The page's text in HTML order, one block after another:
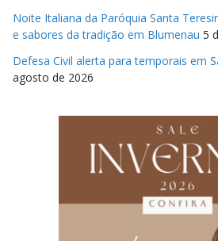
Noite Italiana da Paróquia Santa
e sabores da tradição em Blumenau 5
Defesa Civil alerta para temporais em
agosto de 2026